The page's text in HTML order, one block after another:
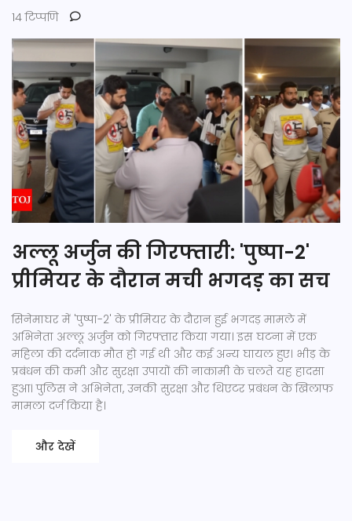
14 टिप्पणि
अल्लू अर्जुन की गिरफ्तारी: 'पुष्पा-2'
प्रीमियर के दौरान मची भगदड़ का सच
सिनेमाघर में 'पुष्पा-2' के प्रीमियर के दौरान हुई भगदड़ मामले में
अभिनेता अल्लू अर्जुन को गिरफ्तार किया गया। इस घटना में एक
महिला की दर्दनाक मौत हो गई थी और कई अन्य घायल हुए। भीड़ के
प्रबंधन की कमी और सुरक्षा उपायों की नाकामी के चलते यह हादसा
हुआ। पुलिस ने अभिनेता, उनकी सुरक्षा और थिएटर प्रबंधन के खिलाफ
मामला दर्ज किया है।
और देखें